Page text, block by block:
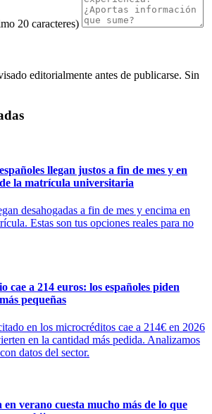
20 caracteres)
editorialmente antes de publicarse. Sin
llegan justos a fin de mes y en
la matrícula universitaria
desahogadas a fin de mes y encima en
Estas son tus opciones reales para no
cae a 214 euros: los españoles piden
pequeñas
en los microcréditos cae a 214€ en 2026
en la cantidad más pedida. Analizamos
datos del sector.
verano cuesta mucho más de lo que